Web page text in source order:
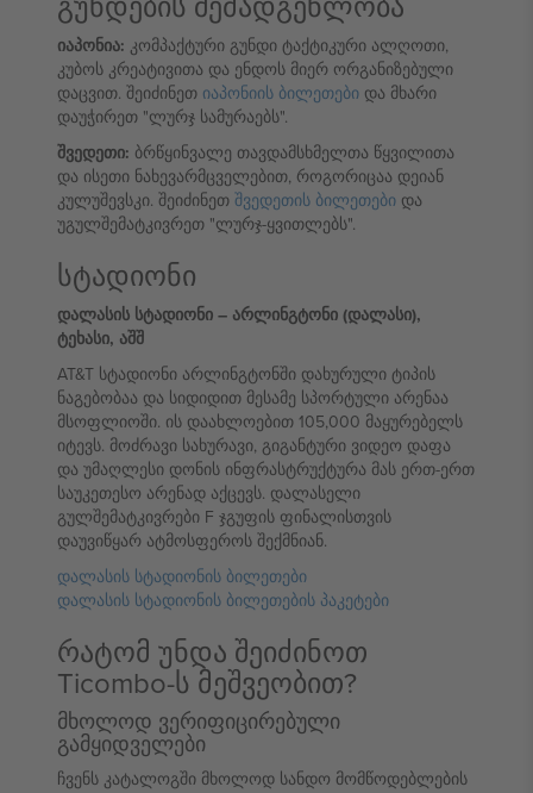
იაპონია: კომპაქტური გუნდი ტაქტიკური ალღოთი,
კუბოს კრეატივითა და ენდოს მიერ ორგანიზებული
დაცვით. შეიძინეთ იაპონიის ბილეთები და მხარი
დაუჭირეთ "ლურჯ სამურაებს".
შვედეთი: ბრწყინვალე თავდამსხმელთა წყვილითა
და ისეთი ნახევარმცველებით, როგორიცაა დეიან
კულუშევსკი. შეიძინეთ შვედეთის ბილეთები და
უგულშემატკივრეთ "ლურჯ-ყვითლებს".
სტადიონი
დალასის სტადიონი – არლინგტონი (დალასი),
ტეხასი, აშშ
AT&T სტადიონი არლინგტონში დახურული ტიპის
ნაგებობაა და სიდიდით მესამე სპორტული არენაა
მსოფლიოში. ის დაახლოებით 105,000 მაყურებელს
იტევს. მოძრავი სახურავი, გიგანტური ვიდეო დაფა
და უმაღლესი დონის ინფრასტრუქტურა მას ერთ-ერთ
საუკეთესო არენად აქცევს. დალასელი
გულშემატკივრები F ჯგუფის ფინალისთვის
დაუვიწყარ ატმოსფეროს შექმნიან.
დალასის სტადიონის ბილეთები
დალასის სტადიონის ბილეთების პაკეტები
რატომ უნდა შეიძინოთ
Ticombo-ს მეშვეობით?
მხოლოდ ვერიფიცირებული
გამყიდველები
ჩვენს კატალოგში მხოლოდ სანდო მომწოდებლების